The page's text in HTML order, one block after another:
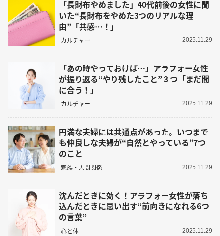
「長財布やめました」40代前後の女性に聞
いた“長財布をやめた3つのリアルな理
由”「共感…！」
カルチャー 2025.11.29
「あの時やっておけば…」アラフォー女性
が振り返る“やり残したこと”３つ「まだ間
に合う！」
カルチャー 2025.11.29
円満な夫婦には共通点があった。いつまで
も仲良しな夫婦が“自然とやっている”7つ
のこと
家族・人間関係 2025.11.29
沈んだときに効く！アラフォー女性が落ち
込んだときに思い出す“前向きになれる6つ
の言葉”
心と体 2025.11.29